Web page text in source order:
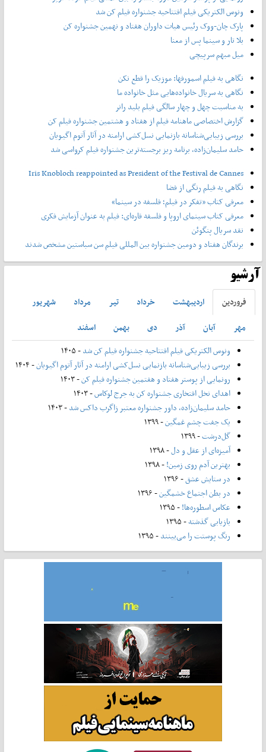
ونوس الکتریکی فیلم افتتاحیه جشنواره فیلم کن شد
پارک چان-ووک رئیس هیات داوران هفتاد و نهمین جشنواره کن
بلا تار و سینما پس از معنا
میل مبهم سرپیچی
نگاهی به فیلم اسمورفها: موزیک را قطع نکن
نگاهی به سریال خانواده‌هایی مثل خانواده ما
به مناسبت چهل و چهار سالگی فیلم بلید رانر
گزارش اختصاصی ماهنامه فیلم از هفتاد و هشتمین جشنواره فیلم کن
بررسی زیبایی‌شناسانه بازنمایی نسل‌کشی ارامنه در آثار آتوم اگیویان
حامد سلیمان‌زاده، برنامه ریز برجسته‌ترین جشنواره فیلم کرواسی شد
Iris Knobloch reappointed as President of the Festival de Cannes
نگاهی به فیلم رنگی از فضا
معرفی کتاب «تفکر در فیلم؛ فلسفه در سینما»
معرفی کتاب سینمای اروپا و فلسفه قاره‌ای: فیلم به عنوان آزمایش فکری
نقد سریال پنگوئن
برندگان هفتاد و دومین جشنواره بین المللی فیلم سن سباستین مشخص شدند
آرشیو
فروردين ارديبهشت خرداد تير مرداد
شهريور
مهر
آبان آذر دی بهمن
اسفند
ونوس الکتریکی فیلم افتتاحیه جشنواره فیلم کن شد- ۱۴۰۵
بررسی زیبایی‌شناسانه بازنمایی نسل‌کشی ارامنه در آثار آتوم اگیویان- ۱۴۰۴
رونمایی از پوستر هفتاد و هفتمین جشنواره فیلم کن- ۱۴۰۳
اهدای نخل افتخاری جشنواره کن به جرج لوکاس- ۱۴۰۳
حامد سلیمان‌زاده، داور جشنواره معتبر زاگرب داکس شد- ۱۴۰۳
یک جفت چشم غمگین- ۱۳۹۹
گل‌درشت- ۱۳۹۹
آمیزه‌ای از عقل و دل- ۱۳۹۸
بهترین آدم روی زمین!- ۱۳۹۸
در ستایش عشق- ۱۳۹۶
در بطن اجتماع خشمگین- ۱۳۹۶
عکاس اسطوره‌ها!- ۱۳۹۵
بازیابی گذشته- ۱۳۹۵
رنگ پوستت را می‌بینند- ۱۳۹۵